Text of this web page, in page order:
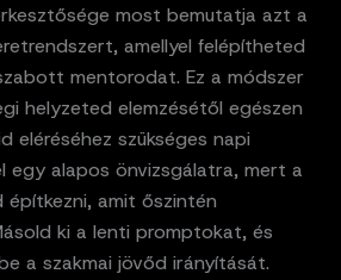
most bemutatja azt a
amellyel felépítheted
mentorodat. Ez a módszer
helyzeted elemzésétől egészen
eléréséhez szükséges napi
egy alapos önvizsgálatra, mert a
amit őszintén
ki a lenti promptokat, és
a szakmai jövőd irányítását.